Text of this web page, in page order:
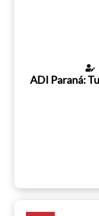
ADI Paraná: